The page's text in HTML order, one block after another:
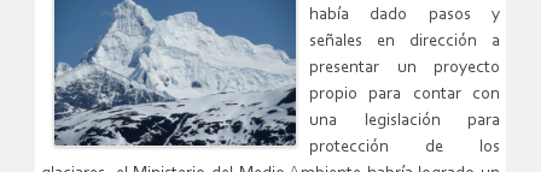
había dado pasos y
señales en dirección a
presentar un proyecto
propio para contar con
una legislación para
protección de los